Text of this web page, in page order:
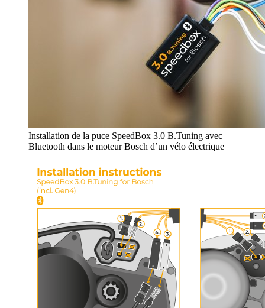
Installation de la puce SpeedBox 3.0 B.Tuning avec
Bluetooth dans le moteur Bosch d’un vélo électrique